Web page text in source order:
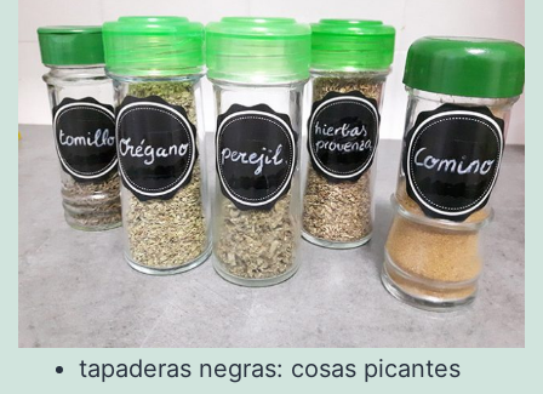
tapaderas negras: cosas picantes